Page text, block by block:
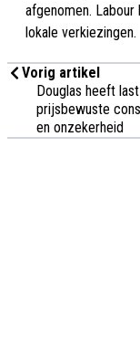
afgenomen.
lokale verkiezingen.
Vorig artikel
Douglas heeft
prijsbewuste
en onzekerheid